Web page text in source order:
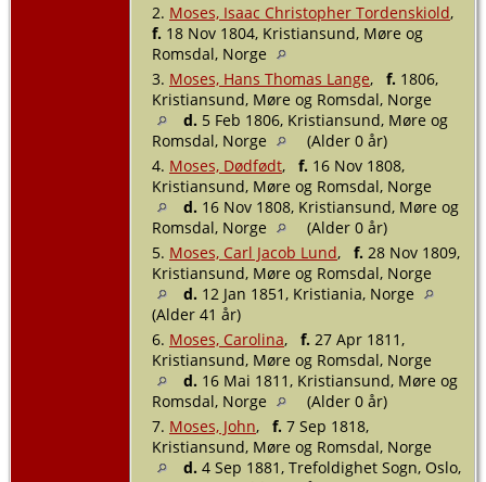
2. Moses, Isaac Christopher Tordenskiold,
f. 18 Nov 1804, Kristiansund, Møre og
Romsdal, Norge
3. Moses, Hans Thomas Lange, f. 1806,
Kristiansund, Møre og Romsdal, Norge
d. 5 Feb 1806, Kristiansund, Møre og
Romsdal, Norge
(Alder 0 år)
4. Moses, Dødfødt, f. 16 Nov 1808,
Kristiansund, Møre og Romsdal, Norge
d. 16 Nov 1808, Kristiansund, Møre og
Romsdal, Norge
(Alder 0 år)
5. Moses, Carl Jacob Lund, f. 28 Nov 1809,
Kristiansund, Møre og Romsdal, Norge
d. 12 Jan 1851, Kristiania, Norge
(Alder 41 år)
6. Moses, Carolina, f. 27 Apr 1811,
Kristiansund, Møre og Romsdal, Norge
d. 16 Mai 1811, Kristiansund, Møre og
Romsdal, Norge
(Alder 0 år)
7. Moses, John, f. 7 Sep 1818,
Kristiansund, Møre og Romsdal, Norge
d. 4 Sep 1881, Trefoldighet Sogn, Oslo,